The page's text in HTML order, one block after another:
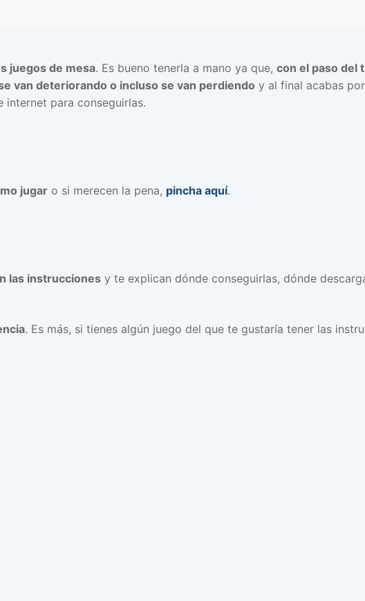
juegos de mesa. Es bueno tenerla a mano ya que, con el paso del
van deteriorando o incluso se van perdiendo y al final acabas
internet para conseguirlas.
jugar o si merecen la pena, pincha aquí.
las instrucciones y te explican dónde conseguirlas, dónde
. Es más, si tienes algún juego del que te gustaría tener las